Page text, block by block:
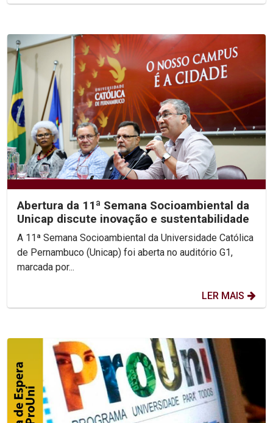
Abertura da 11ª Semana Socioambiental da
Unicap discute inovação e sustentabilidade
A 11ª Semana Socioambiental da Universidade Católica
de Pernambuco (Unicap) foi aberta no auditório G1,
marcada por...
LER MAIS